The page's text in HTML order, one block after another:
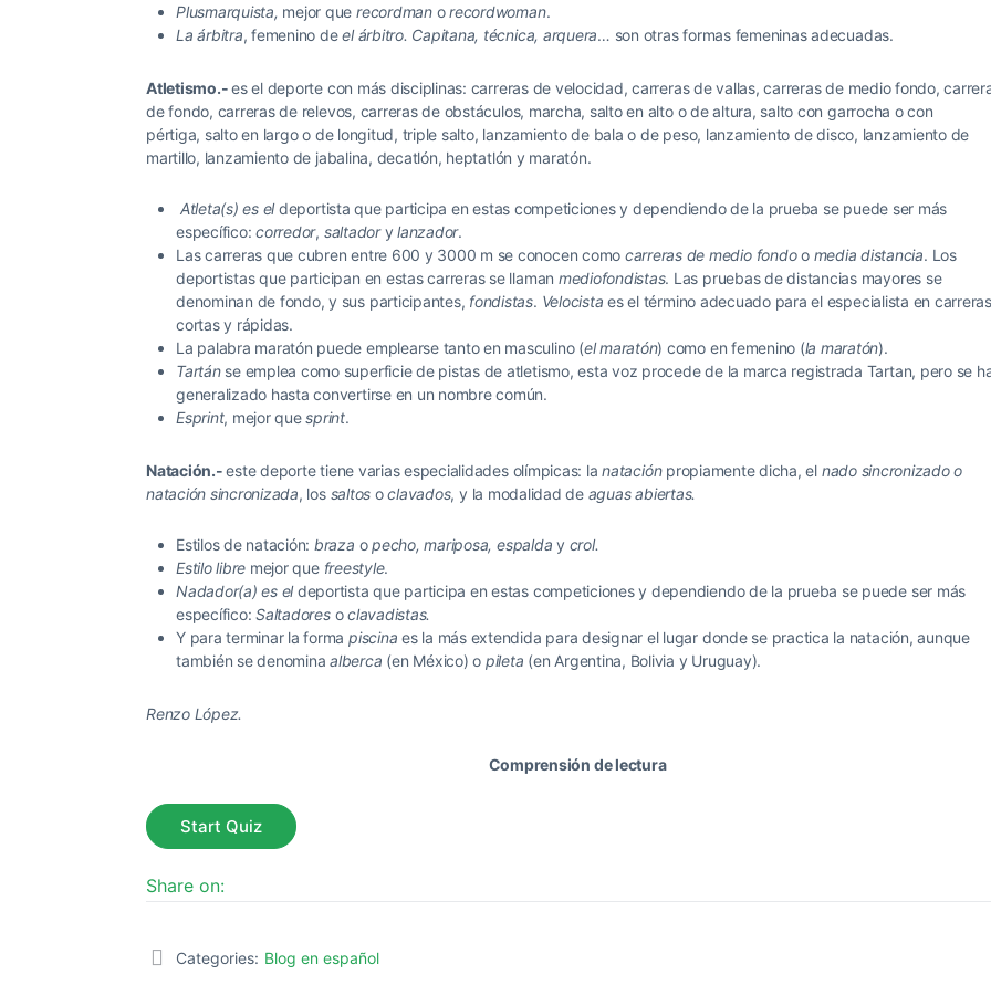
Plusmarquista, mejor querecordmanorecordwoman.
La árbitra, femenino deel árbitro. Capitana, técnica, arquera… son otras formas femeninas adecuadas.
Atletismo.-es el deporte con más disciplinas: carreras de velocidad, carreras de vallas, carreras de medio fondo,
de fondo, carreras de relevos, carreras de obstáculos, marcha, salto en alto o de altura, salto con garrocha o con
pértiga, salto en largo o de longitud, triple salto, lanzamiento de bala o de peso, lanzamiento de disco, lanzamiento de
martillo, lanzamiento de jabalina, decatlón, heptatlón y maratón.
Atleta(s)es eldeportista que participa en estas competiciones y dependiendo de la prueba se puede ser más
específico:corredor, saltadorylanzador.
Las carreras que cubren entre 600 y 3000 m se conocen como carreras de medio fondoo media distancia. Los
deportistas que participan en estas carreras se llaman mediofondistas. Las pruebas de distancias mayores se
denominan de fondo, y sus participantes, fondistas. Velocista es el término adecuado para el especialista en carreras
cortas y rápidas.
La palabra maratón puede emplearse tanto en masculino (el maratón) como en femenino (la maratón).
Tartánse emplea como superficie de pistas de atletismo, esta voz procede de la marca registrada Tartan, pero se
generalizado hasta convertirse en un nombre común.
Esprint, mejor quesprint.
Natación.-este deporte tiene varias especialidades olímpicas: lanatación propiamente dicha, el nado sincronizado o
natación sincronizada, los saltos oclavados, y la modalidad de aguas abiertas.
Estilos de natación: braza o pecho, mariposa, espalda y crol.
Estilo libre mejor que freestyle.
Nadador(a) es eldeportista que participa en estas competiciones y dependiendo de la prueba se puede ser más
específico:Saltadores o clavadistas.
Y para terminar la forma piscina es la más extendida para designar el lugar donde se practica la natación, aunque
también se denominaalberca (en México) o pileta (en Argentina, Bolivia y Uruguay).
Renzo López.
Comprensión de lectura
Share on:
Categories: Blog en español